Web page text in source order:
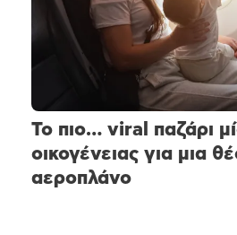
Το πιο… viral παζάρι
οικογένειας για μια
αεροπλάνο